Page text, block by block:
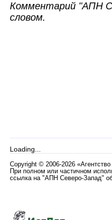
Комментарий "АПН
словом.
Loading...
Copyright © 2006-2026
При полном или частичном
ссылка на "АПН Северо-Запад"